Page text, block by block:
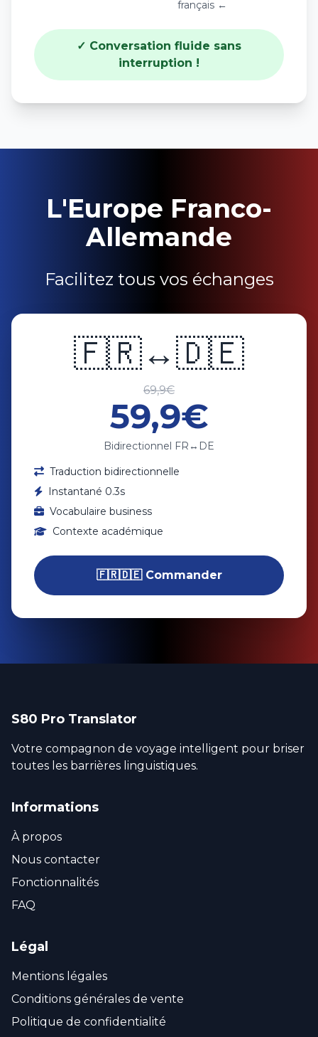
français ←
✓ Conversation fluide sans
interruption !
L'Europe Franco-
Allemande
Facilitez tous vos échanges
🇫🇷↔️🇩🇪
69,9€
59,9€
Bidirectionnel FR↔️DE
Traduction bidirectionnelle
Instantané 0.3s
Vocabulaire business
Contexte académique
🇫🇷🇩🇪 Commander
S80 Pro Translator
Votre compagnon de voyage intelligent pour briser
toutes les barrières linguistiques.
Informations
À propos
Nous contacter
Fonctionnalités
FAQ
Légal
Mentions légales
Conditions générales de vente
Politique de confidentialité